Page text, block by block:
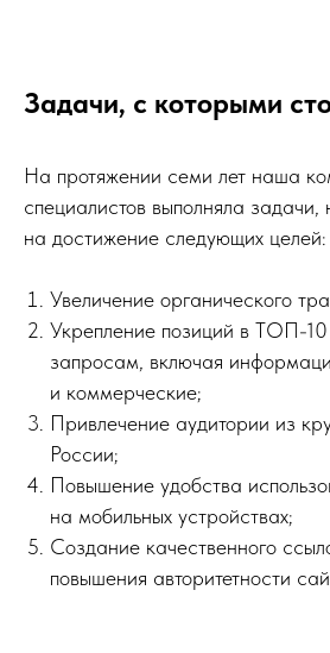
Задачи, с которыми
На протяжении семи лет наша
специалистов выполняла
на достижение следующих целей:
Увеличение органического
Укрепление позиций в ТОП-
запросам, включая
и коммерческие;
Привлечение аудитории из
России;
Повышение удобства
на мобильных устройствах;
Создание качественного
повышения авторитетности